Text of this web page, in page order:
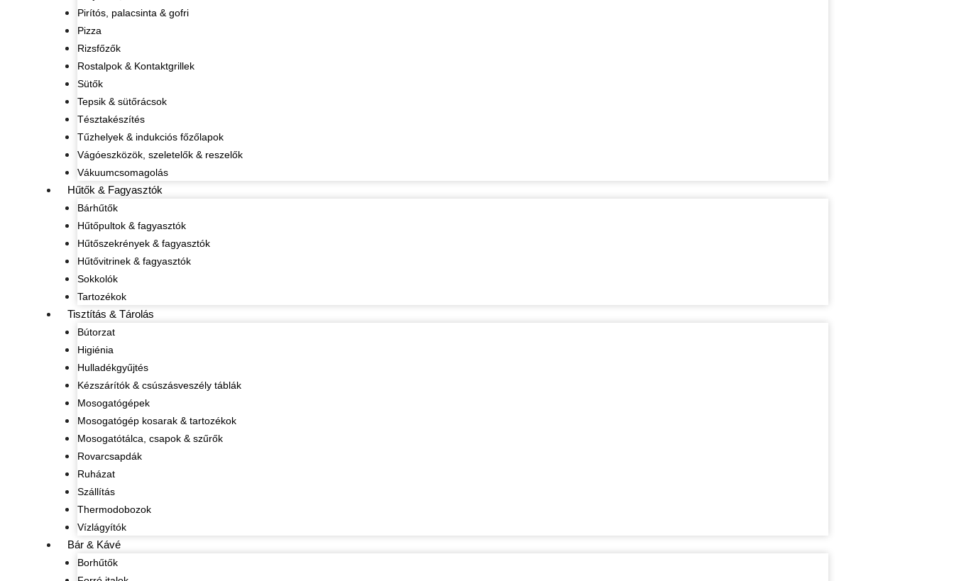
Pirítós, palacsinta & gofri
Pizza
Rizsfőzők
Rostalpok & Kontaktgrillek
Sütők
Tepsik & sütőrácsok
Tésztakészítés
Tűzhelyek & indukciós főzőlapok
Vágóeszközök, szeletelők & reszelők
Vákuumcsomagolás
Hűtők & Fagyasztók
Bárhűtők
Hűtőpultok & fagyasztók
Hűtőszekrények & fagyasztók
Hűtővitrinek & fagyasztók
Sokkolók
Tartozékok
Tisztítás & Tárolás
Bútorzat
Higiénia
Hulladékgyűjtés
Kézszárítók & csúszásveszély táblák
Mosogatógépek
Mosogatógép kosarak & tartozékok
Mosogatótálca, csapok & szűrők
Rovarcsapdák
Ruházat
Szállítás
Thermodobozok
Vízlágyítók
Bár & Kávé
Borhűtők